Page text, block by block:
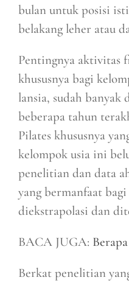
bulan untuk posisi
belakang leher atau
Pentingnya aktivitas
khususnya bagi
lansia, sudah banyak
beberapa tahun
Pilates khususnya
kelompok usia ini
penelitian dan data
yang bermanfaat
diekstrapolasi dan
BACA JUGA:
Berkat penelitian